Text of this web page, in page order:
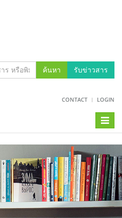
ค้นหา รับข่าวสาร
CONTACT LOGIN
Toggle